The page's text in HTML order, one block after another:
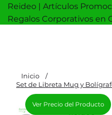
Reideo | Artículos
Regalos Corporativos en
Inicio
/
Set de Libreta Mug y
Ver Precio del Producto